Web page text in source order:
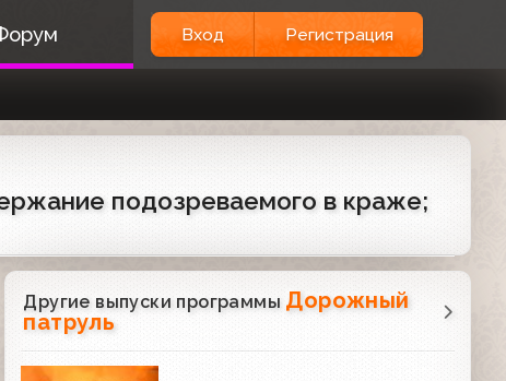
Вход Регистрация
подозреваемого в краже;
Другие выпуски программы Дорожный
патруль